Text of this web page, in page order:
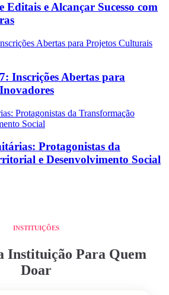
e Alcançar Sucesso com
Inscrições Abertas para
Protagonistas da
e Desenvolvimento Social
INSTITUIÇÕES
Instituição Para Quem
Doar